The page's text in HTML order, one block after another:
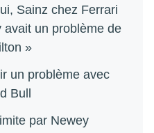
Sainz chez Ferrari
un problème de
»
un problème avec
Bull
par Newey